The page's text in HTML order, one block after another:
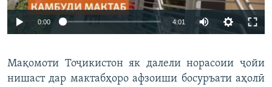
Auto 240p 360p 480p
0:00 4:01
360p
480p
Мақомоти Тоҷикистон як далели норасоии ҷойи
нишаст дар мактабҳоро афзоиши босуръати аҳолӣ